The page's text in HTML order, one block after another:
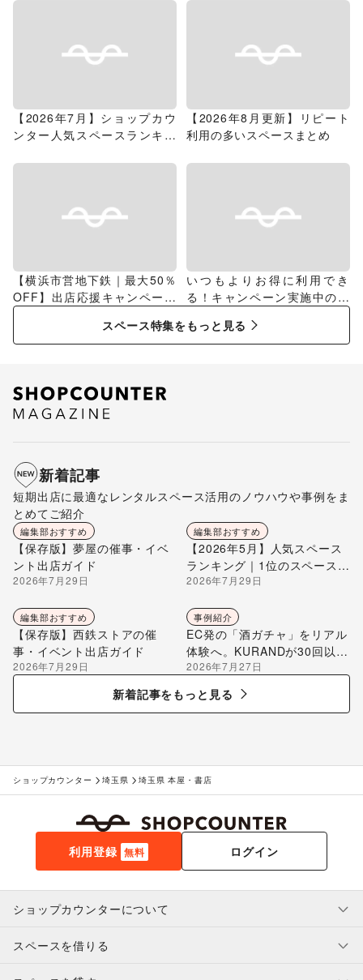
【2026年7月】ショップカウ
ンター人気スペースランキン
【2026年8月更新】リピート
利用の多いスペースまとめ
【横浜市営地下鉄｜最大50％
OFF】出店応援キャンペーン
特集
いつもよりお得に利用でき
る！キャンペーン実施中のス
スペース特集をもっと見る
新着記事
短期出店に最適なレンタルスペース活用のノウハウや事例をま
とめてご紹介
編集部おすすめ
【保存版】夢屋の催事・イベ
ント出店ガイド
2026年7月29日
編集部おすすめ
【2026年5月】人気スペース
ランキング｜1位のスペースを
編集部が解説
2026年7月29日
編集部おすすめ
【保存版】西鉄ストアの催
事・イベント出店ガイド
2026年7月29日
事例紹介
EC発の「酒ガチャ」をリアル
体験へ。KURANDが30回以上
のポップアップ出店で届け
る“新しいお酒との出会い”
2026年7月27日
新着記事をもっと見る
ショップカウンター 埼玉県 埼玉県 本屋・書店
利用登録 無料 ログイン
ショップカウンターについて
利用規約・ガイドライン
スペースを借りる